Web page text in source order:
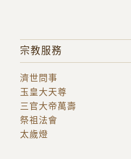
宗教服務
濟世問事
玉皇大天尊
三官大帝萬壽
祭祖法會
太歲燈